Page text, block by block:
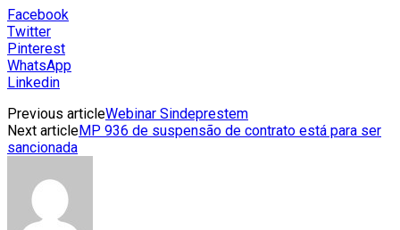
Facebook
Twitter
Pinterest
WhatsApp
Linkedin
Previous articleWebinar Sindeprestem
Next articleMP 936 de suspensão de contrato está para ser
sancionada